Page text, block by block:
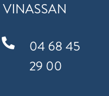
VINASSAN

04 68 45
29 00